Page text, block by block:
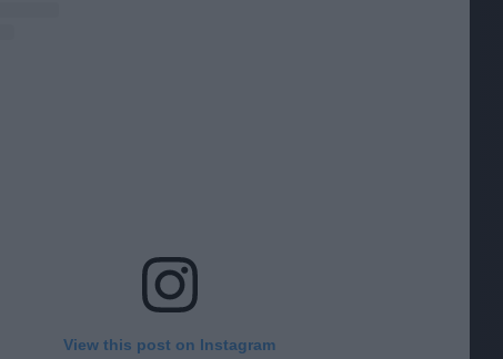
View this post on Instagram